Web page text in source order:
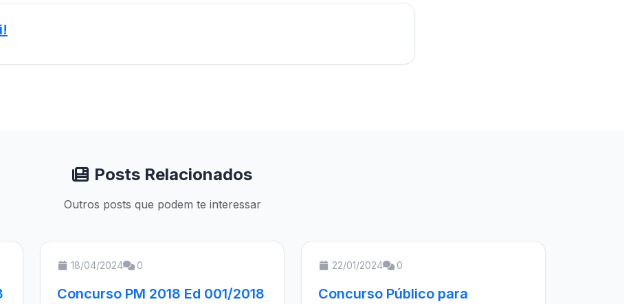
Posts Relacionados
Outros posts que podem te interessar
18/04/2024 0
Concurso PM 2018 Ed 001/2018
22/01/2024 0
Concurso Público para